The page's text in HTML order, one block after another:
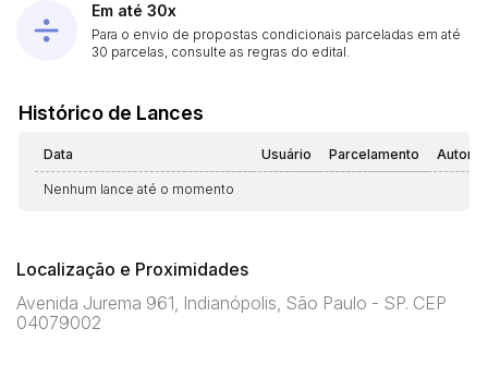
Em até 30x
Para o envio de propostas condicionais parceladas em até
30 parcelas, consulte as regras do edital.
Histórico de Lances
Data Usuário Parcelamento
Nenhum lance até o momento
Localização e Proximidades
Avenida Jurema 961, Indianópolis, São Paulo - SP. CEP
04079002